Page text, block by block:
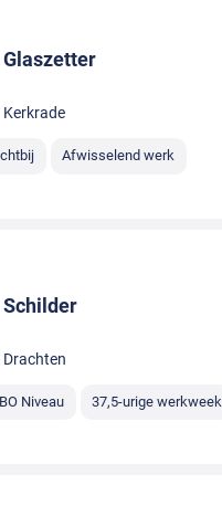
Glaszetter
Kerkrade
Afwisselend werk
Schilder
Drachten
Niveau 37,5-urige werkweek